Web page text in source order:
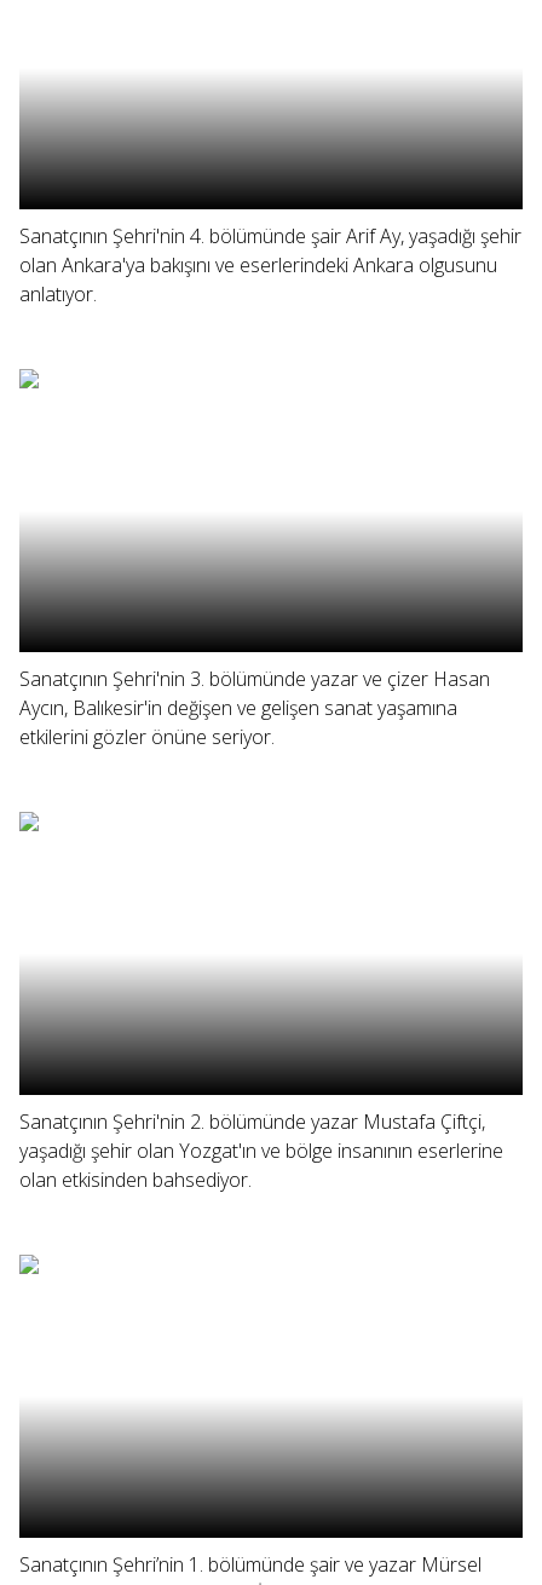
Sanatçının Şehri'nin 4. bölümünde şair Arif Ay, yaşadığı şehir
olan Ankara'ya bakışını ve eserlerindeki Ankara olgusunu
anlatıyor.
Sanatçının Şehri'nin 3. bölümünde yazar ve çizer Hasan
Aycın, Balıkesir'in değişen ve gelişen sanat yaşamına
etkilerini gözler önüne seriyor.
Sanatçının Şehri'nin 2. bölümünde yazar Mustafa Çiftçi,
yaşadığı şehir olan Yozgat'ın ve bölge insanının eserlerine
olan etkisinden bahsediyor.
Sanatçının Şehri’nin 1. bölümünde şair ve yazar Mürsel